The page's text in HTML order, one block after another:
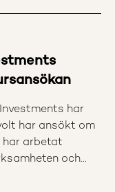
vilket har
Under
fem proaktiva
har med
och kraft att
har
har ansökt om
har arbetat
och